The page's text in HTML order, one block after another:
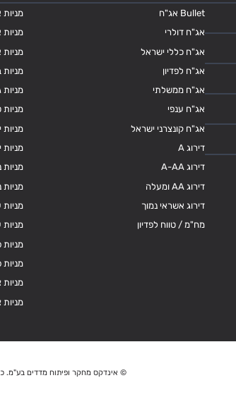
Bullet אג"ח
אג"ח דולרי
אג"ח כללי ישראל
אג"ח לפדיון
אג"ח ממשלתי
אג"ח ענפי
אג"ח קונצרני ישראל
דירוג A
דירוג A-AA
דירוג AA ומעלה
דירוג אשראי נמוך
מח"מ / טווח לפדיון
מניות
מניות
מניות
מניות
מניות
מניות
מניות
מניות
מניות
מניות
© אינדקס מחקר ופיתוח מדדים בע"מ.